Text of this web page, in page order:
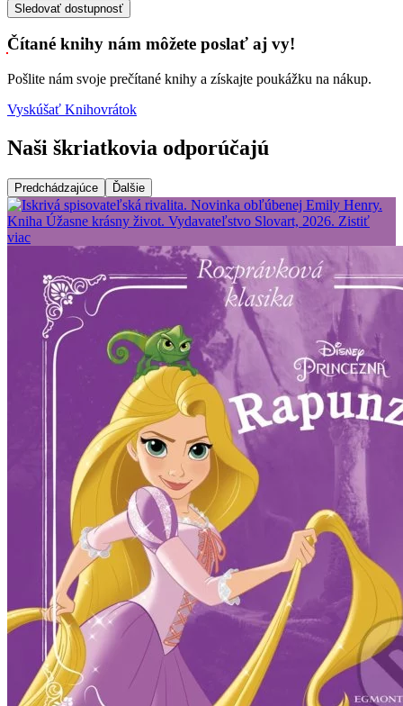
Sledovať dostupnosť
Čítané knihy nám môžete poslať aj vy!
Pošlite nám svoje prečítané knihy a získajte poukážku na nákup.
Vyskúšať Knihovrátok
Naši škriatkovia odporúčajú
Predchádzajúce Ďalšie